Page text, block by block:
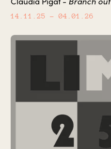
14.11.25 – 04.01.26